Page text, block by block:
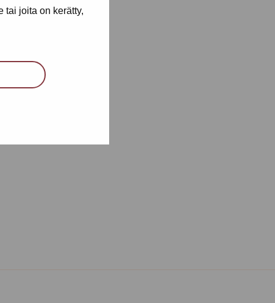
tai joita on kerätty,